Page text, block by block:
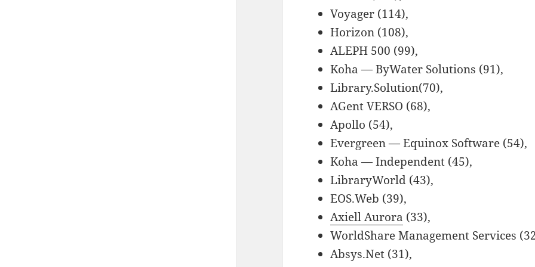
Voyager (114),
Horizon (108),
ALEPH 500 (99),
Koha — ByWater Solutions (91),
Library.Solution(70),
AGent VERSO (68),
Apollo (54),
Evergreen — Equinox Software (54),
Koha — Independent (45),
LibraryWorld (43),
EOS.Web (39),
Axiell Aurora (33),
WorldShare Management Services
Absys.Net (31),